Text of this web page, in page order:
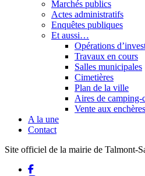
Marchés publics
Actes administratifs
Enquêtes publiques
Et aussi…
Opérations
Travaux en cours
Salles municipales
Cimetières
Plan de la ville
Aires de camping-
Vente aux enchères
A la une
Contact
Site officiel de la mairie de Talmont-